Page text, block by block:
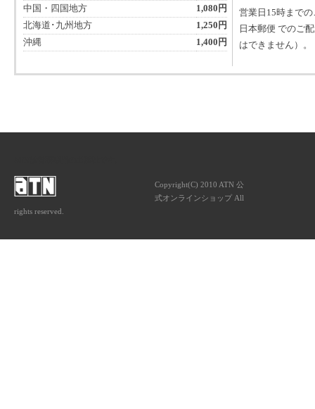
中国・四国地方
1,080円
北海道･九州地方
1,250円
沖縄
1,400円
営業日15時まで
日本郵便 でのご
はできません）。
Copyright(C) 2010 ATN 公
式オンラインショップ All
rights reserved.